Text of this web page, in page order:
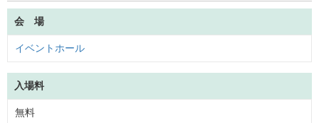
会 場
イベントホール
入場料
無料